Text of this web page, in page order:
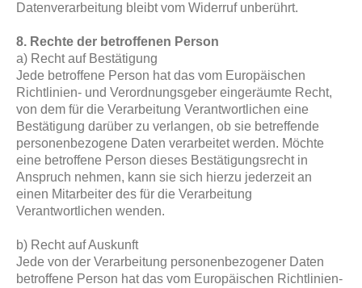
Datenverarbeitung bleibt vom Widerruf unberührt.
8. Rechte der betroffenen Person
a) Recht auf Bestätigung
Jede betroffene Person hat das vom Europäischen
Richtlinien- und Verordnungsgeber eingeräumte Recht,
von dem für die Verarbeitung Verantwortlichen eine
Bestätigung darüber zu verlangen, ob sie betreffende
personenbezogene Daten verarbeitet werden. Möchte
eine betroffene Person dieses Bestätigungsrecht in
Anspruch nehmen, kann sie sich hierzu jederzeit an
einen Mitarbeiter des für die Verarbeitung
Verantwortlichen wenden.
b) Recht auf Auskunft
Jede von der Verarbeitung personenbezogener Daten
betroffene Person hat das vom Europäischen Richtlinien-